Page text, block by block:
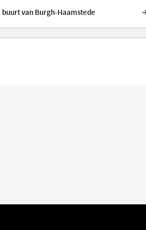
buurt van Burgh-Haamstede